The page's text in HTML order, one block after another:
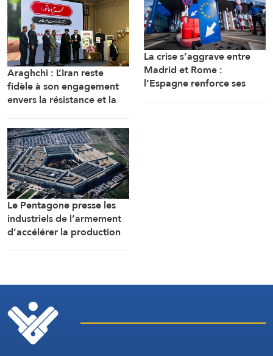
Araghchi : L’Iran reste
fidèle à son engagement
envers la résistance et la
malgré toutes les pressions
La crise s’aggrave entre
Madrid et Rome :
l’Espagne renforce ses
Le Pentagone presse les
industriels de l’armement
d’accélérer la production